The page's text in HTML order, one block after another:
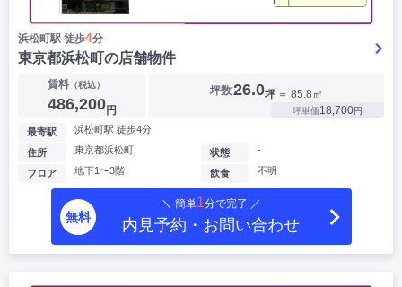
浜松町駅 徒歩4分
東京都浜松町の店舗物件
賃料（税込）
486,200円
坪数26.0坪 ＝ 85.8㎡
坪単価18,700円
最寄駅 浜松町駅 徒歩4分
住所 東京都浜松町
フロア 地下1〜3階
状態 -
飲食 不明
無料
＼ 簡単1分で完了 ／
内見予約・お問い合わせ